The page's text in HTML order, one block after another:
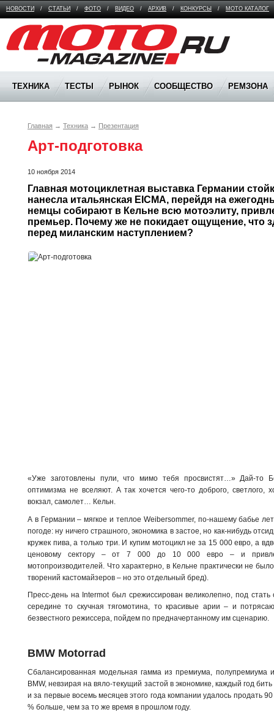
НОВОСТИ / СТАТЬИ / ФОТО / ВИДЕО / АРХИВ / КОНКУРСЫ / МОТО КАТАЛОГ
Moto Magazine
ТЕХНИКА ТЕСТЫ РЫНОК СООБЩЕСТВО РЕМЗОНА
Главная → Техника → Презентация
Арт-подготовка
10 ноября 2014
Главная мотоциклетная выставка Германии
нанесла итальянская EICMA, перейдя на
немцы собирают в Кельне всю мотоэлиту,
премьер. Почему же не покидает ощущение, что
перед миланским наступлением?
«Уже заготовлены пули, что мимо тебя просвистят…» Дай-то
оптимизма не вселяют. А так хочется чего-то доброго,
вокзал, самолет… Кельн.
А в Германии – мягкое и теплое Weibersommer, по-нашему бабье
погоде: ну ничего страшного, экономика в застое, но как-нибудь
кружек пива, а только три. И купим мотоцикл не за 15 000 евро, а
ценовому сектору – от 7 000 до 10 000 евро – и
мотопроизводителей. Что характерно, в Кельне практически не
творений кастомайзеров – но это отдельный бред).
Пресс-день на Intermot был срежиссирован великолепно, под
середине то скучная тягомотина, то красивые арии – и
безвестного режиссера, пойдем по предначертанному им сценарию.
BMW Motorrad
Сбалансированная модельная гамма из премиума, полупремиума
BMW, невзирая на вяло-текущий застой в экономике, каждый год
и за первые восемь месяцев этого года компании удалось продать
% больше, чем за то же время в прошлом году.